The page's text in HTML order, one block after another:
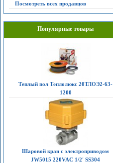
Посмотреть всех продавцов
Популярные товары
Теплый пол Теплолюкс 20ТЛОЭ2-63-
1200
Шаровой кран с электроприводом
JW5015 220VAC 1/2' SS304